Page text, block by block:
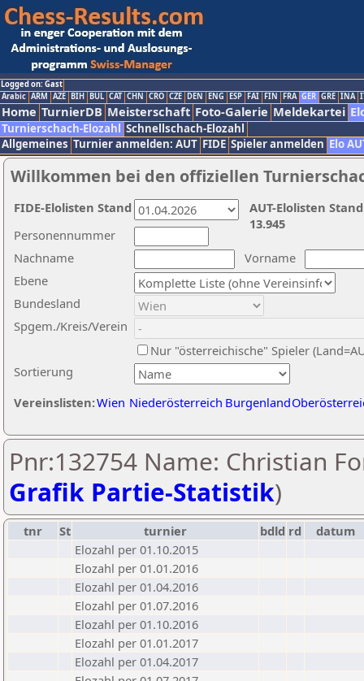
Logged on: Gast
Arabic ARM AZE BIH BUL CAT CHN CRO CZE DEN ENG ESP FAI FIN FRA GER GRE INA
Home TurnierDB Meisterschaft Foto-Galerie Meldekartei
Turnierschach-Elozahl Schnellschach-Elozahl
Allgemeines Turnier anmelden: AUT FIDE Spieler anmelden Elo
Willkommen bei den offiziellen
Nachname
Vorname
Ebene
Sortierung
Personennummer
Bundesland
Spgem./Kreis/Verein
Nur "österreichische" Spieler
Vereinslisten:Wien Niederösterreich Burgenland
AUT-Elolisten
13.945
FIDE-Elolisten Stand
Pnr:132754 Name: Christian
Grafik Partie-Statistik)
tnr St turnier bdld rd
datum
Elozahl per 01.10.2015
Elozahl per 01.01.2016
Elozahl per 01.04.2016
Elozahl per 01.07.2016
Elozahl per 01.10.2016
Elozahl per 01.01.2017
Elozahl per 01.04.2017